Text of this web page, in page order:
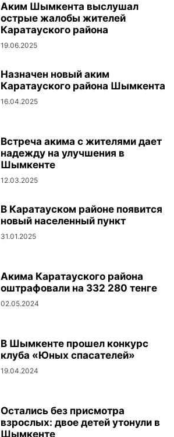
Аким Шымкента выслушал
острые жалобы жителей
Каратауского района
19.06.2025
Назначен новый аким
Каратауского района Шымкента
16.04.2025
Встреча акима с жителями дает
надежду на улучшения в
Шымкенте
12.03.2025
В Каратауском районе появится
новый населенный пункт
31.01.2025
Акима Каратауского района
оштрафовали на 332 280 тенге
02.05.2024
В Шымкенте прошел конкурс
клуба «Юных спасателей»
19.04.2024
Остались без присмотра
взрослых: двое детей утонули в
Шымкенте